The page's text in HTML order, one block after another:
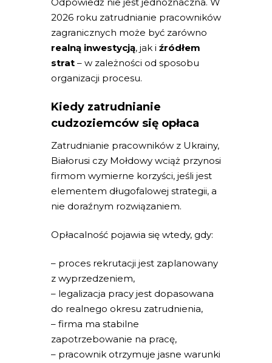
2026 roku zatrudnianie pracowników
zagranicznych może być zarówno
realną inwestycją, jak i źródłem
strat – w zależności od sposobu
organizacji procesu.
Kiedy zatrudnianie
cudzoziemców się opłaca
Zatrudnianie pracowników z Ukrainy,
Białorusi czy Mołdowy wciąż przynosi
firmom wymierne korzyści, jeśli jest
elementem długofalowej strategii, a
nie doraźnym rozwiązaniem.
Opłacalność pojawia się wtedy, gdy:
– proces rekrutacji jest zaplanowany
z wyprzedzeniem,
– legalizacja pracy jest dopasowana
do realnego okresu zatrudnienia,
– firma ma stabilne
zapotrzebowanie na pracę,
– pracownik otrzymuje jasne warunki